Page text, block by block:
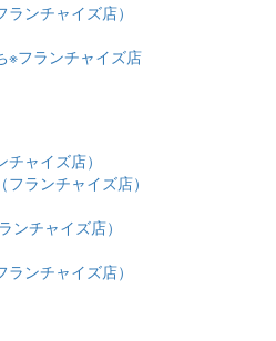
ンチャイズ店）
※フランチャイズ店
ャイズ店）
ランチャイズ店）
ンチャイズ店）
ンチャイズ店）